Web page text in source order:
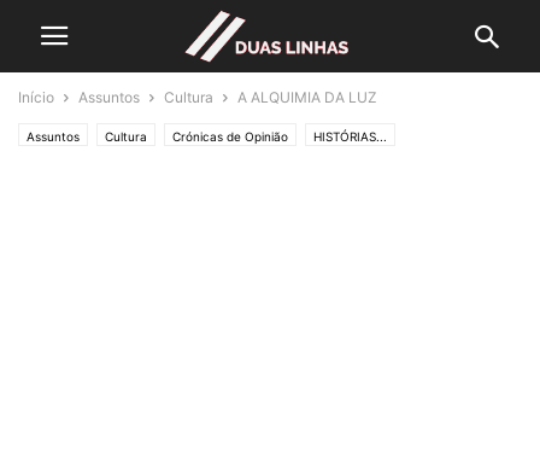
Início Assuntos Cultura A ALQUIMIA DA LUZ
Assuntos Cultura Crónicas de Opinião HISTÓRIAS...